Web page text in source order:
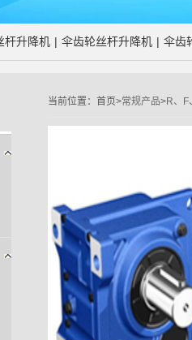
杆升降机 | 伞齿轮丝杆升降机 | 伞齿
当前位置： 首页>常规产品>R、